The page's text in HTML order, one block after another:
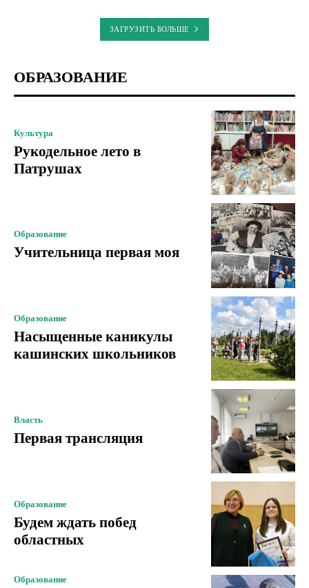
ЗАГРУЗИТЬ БОЛЬШЕ
ОБРАЗОВАНИЕ
Культура
Рукодельное лето в
Патрушах
Образование
Учительница первая моя
Образование
Насыщенные каникулы
кашинских школьников
Власть
Первая трансляция
Образование
Будем ждать побед
областных
Образование